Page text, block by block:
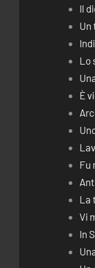
Il
Un
Lo
È
Fu
La
Vi
In